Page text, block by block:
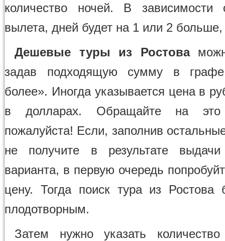
количество ночей. В зависимости
вылета, дней будет на 1 или 2
Дешевые туры из Ростова
задав подходящую сумму в
более». Иногда указывается цена в
в долларах. Обращайте на это
пожалуйста! Если, заполнив
не получите в результате
варианта, в первую очередь
цену. Тогда поиск тура из Ростова
плодотворным.
Затем нужно указать